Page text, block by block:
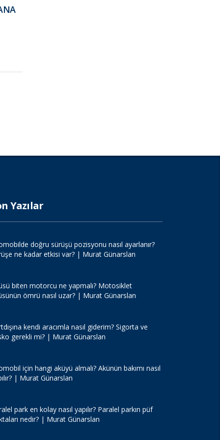
Yazılar
doğru sürüşü pozisyonu nasıl ayarlanır?
ne kadar etkisi var? | Murat Günarslan
biten motorcu ne yapmalı? Motosiklet
ömrü nasıl uzar? | Murat Günarslan
kendi aracımla nasıl giderim? Sigorta ve
gerekli mi? | Murat Günarslan
için hangi aküyü almalı? Akünün bakımı nasıl
| Murat Günarslan
park en kolay nasıl yapılır? Paralel parkın püf
nedir? | Murat Günarslan